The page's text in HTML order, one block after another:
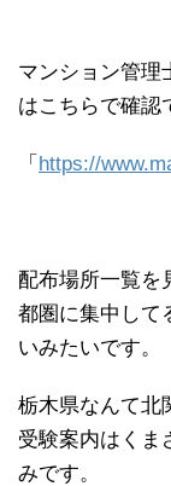
マンション管理
はこちらで確認
「 https://
配布場所一覧を
都圏に集中して
いみたいです。
栃木県なんて北
受験案内はくま
みです。